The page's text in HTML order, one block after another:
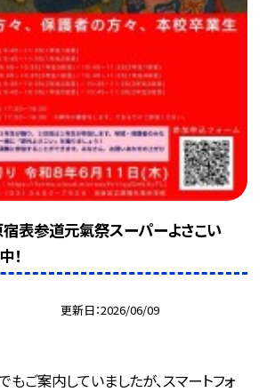
宿表参道元氣祭スーパーよさこい
！
更新日 2026/06/09
ご案内していましたが、スマートフォ